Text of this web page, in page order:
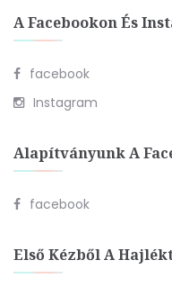
A Facebookon És
facebook
Instagram
Alapítványunk A
facebook
Első Kézből A